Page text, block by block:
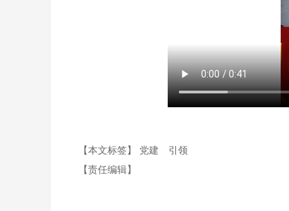
【本文标签】 党建
引领
【责任编辑】